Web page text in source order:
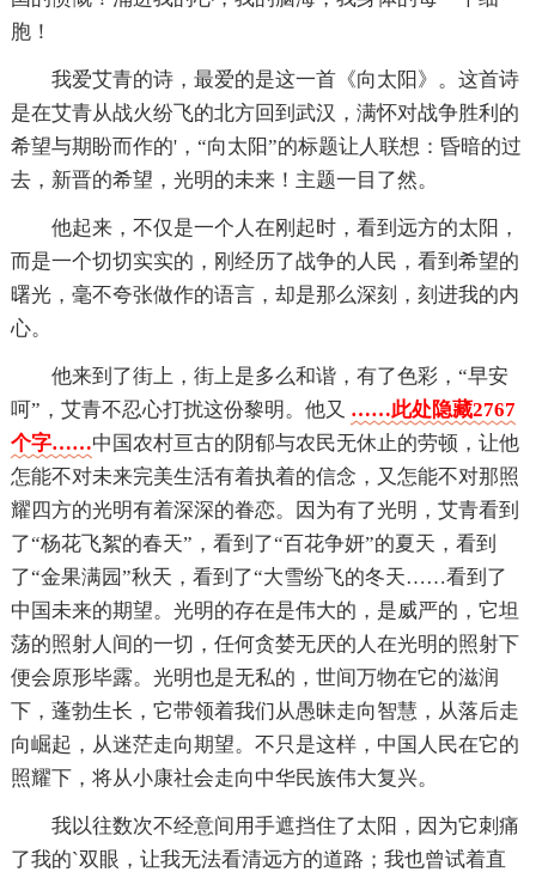
胞！
我爱艾青的诗，最爱的是这一首《向太阳》。这首诗
是在艾青从战火纷飞的北方回到武汉，满怀对战争胜利的
希望与期盼而作的'，“向太阳”的标题让人联想：昏暗的过
去，新晋的希望，光明的未来！主题一目了然。
他起来，不仅是一个人在刚起时，看到远方的太阳，
而是一个切切实实的，刚经历了战争的人民，看到希望的
曙光，毫不夸张做作的语言，却是那么深刻，刻进我的内
心。
他来到了街上，街上是多么和谐，有了色彩，“早安
呵”，艾青不忍心打扰这份黎明。他又 ……此处隐藏2767
个字……中国农村亘古的阴郁与农民无休止的劳顿，让他
怎能不对未来完美生活有着执着的信念，又怎能不对那照
耀四方的光明有着深深的眷恋。因为有了光明，艾青看到
了“杨花飞絮的春天”，看到了“百花争妍”的夏天，看到
了“金果满园”秋天，看到了“大雪纷飞的冬天……看到了
中国未来的期望。光明的存在是伟大的，是威严的，它坦
荡的照射人间的一切，任何贪婪无厌的人在光明的照射下
便会原形毕露。光明也是无私的，世间万物在它的滋润
下，蓬勃生长，它带领着我们从愚昧走向智慧，从落后走
向崛起，从迷茫走向期望。不只是这样，中国人民在它的
照耀下，将从小康社会走向中华民族伟大复兴。
我以往数次不经意间用手遮挡住了太阳，因为它刺痛
了我的`双眼，让我无法看清远方的道路；我也曾试着直